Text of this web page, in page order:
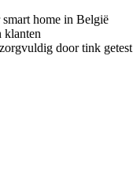
home in België
klanten
door tink getest